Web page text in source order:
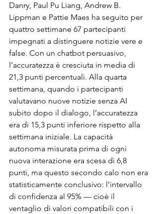
Danry, Paul Pu Liang, Andrew B.
Lippman e Pattie Maes ha seguito per
quattro settimane 67 partecipanti
impegnati a distinguere notizie vere e
false. Con un chatbot persuasivo,
l’accuratezza è cresciuta in media di
21,3 punti percentuali. Alla quarta
settimana, quando i partecipanti
valutavano nuove notizie senza AI
subito dopo il dialogo, l’accuratezza
era di 15,3 punti inferiore rispetto alla
settimana iniziale. La capacità
autonoma misurata prima di ogni
nuova interazione era scesa di 6,8
punti, ma questo secondo calo non era
statisticamente conclusivo: l’intervallo
di confidenza al 95% — cioè il
ventaglio di valori compatibili con i